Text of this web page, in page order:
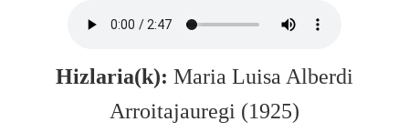
Hizlaria(k): Maria Luisa Alberdi
Arroitajauregi (1925)